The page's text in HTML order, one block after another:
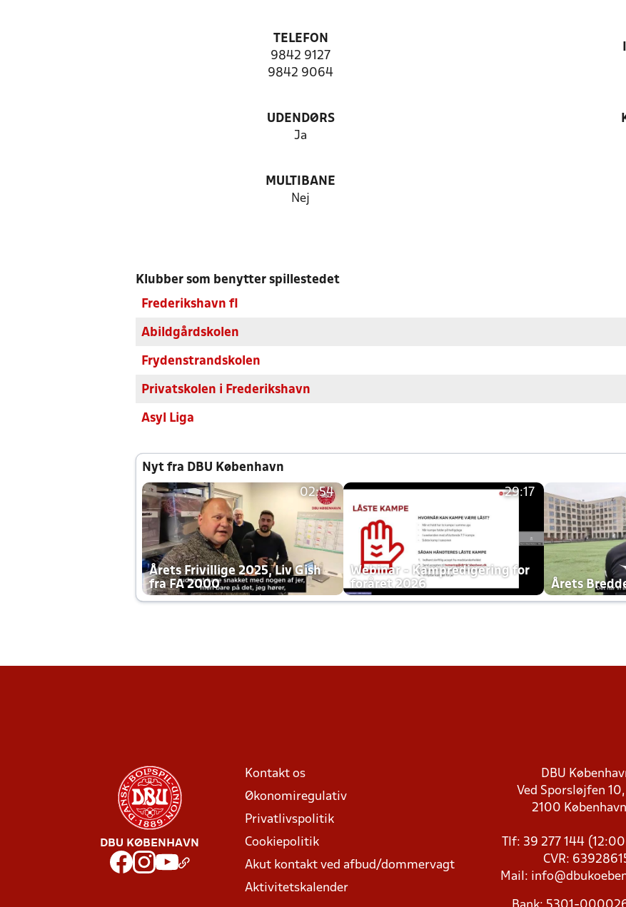
TELEFON
9842 9127
9842 9064
UDENDØRS
Ja
MULTIBANE
Nej
Klubber som benytter spillestedet
Frederikshavn fI
Abildgårdskolen
Frydenstrandskolen
Privatskolen i Frederikshavn
Asyl Liga
Nyt fra DBU København
02:54
Årets Frivillige 2025, Liv Gish
fra FA 2000
29:17
Webinar - Kampredigering for
foråret 2026
Årets
DBU KØBENHAVN
Kontakt os
Økonomiregulativ
Privatlivspolitik
Cookiepolitik
Akut kontakt ved afbud/dommervagt
Aktivitetskalender
DBU
Ved Sporsløjfen
2100
Tlf: 39 277 144
CVR:
Mail: